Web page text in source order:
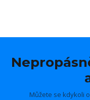
Můžete se kdykoli